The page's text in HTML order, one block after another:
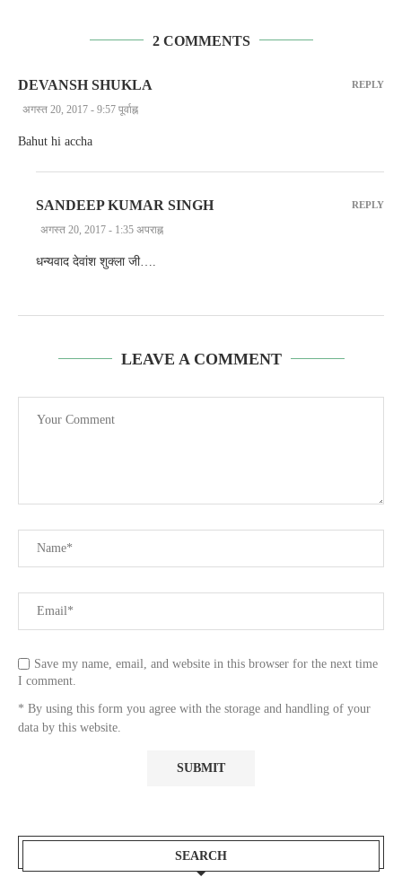
2 COMMENTS
DEVANSH SHUKLA
अगस्त 20, 2017 - 9:57 पूर्वाह्न
Bahut hi accha
REPLY
SANDEEP KUMAR SINGH
अगस्त 20, 2017 - 1:35 अपराह्न
धन्यवाद देवांश शुक्ला जी….
REPLY
LEAVE A COMMENT
Save my name, email, and website in this browser for the next time
I comment.
* By using this form you agree with the storage and handling of your
data by this website.
SEARCH